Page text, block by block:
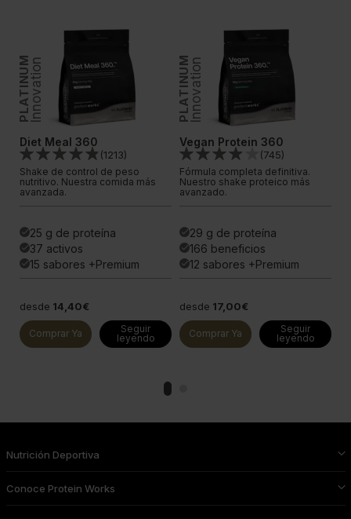
PLATINUMInnovation
Diet Meal 360
(1213)
Shake de control de peso
nutritivo. Nuestra comida más
avanzada.
done25 g de proteína
done37 activos
done15 sabores +Premium
desde 14,40€
Comprar Ya
Seguir
leyendo
PLATINUMInnovation
Vegan Protein 360
(745)
Fórmula completa definitiva.
Nuestro shake proteico más
avanzado.
done29 g de proteína
done166 beneficios
done12 sabores +Premium
desde 17,00€
Comprar Ya
Seguir
leyendo
Nutrición Deportiva
Conoce Protein Works